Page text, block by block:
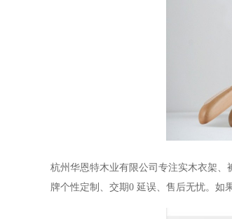
杭州华恩特木业有限公司 专注实木衣架、
牌个性定制、交期0 延误、售后无忧。如